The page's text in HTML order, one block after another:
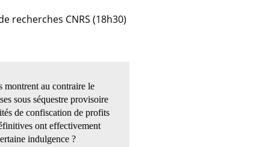
recherches CNRS (18h30)
montrent au contraire le
sous séquestre provisoire
de confiscation de profits
ont effectivement
indulgence ?